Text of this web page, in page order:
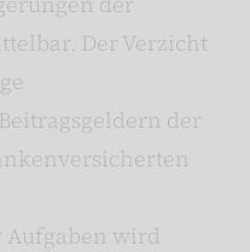
Der Verzicht
der
Aufgaben wird